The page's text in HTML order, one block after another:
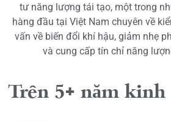
tư năng lượng tái tạo, một trong
hàng đầu tại Việt Nam chuyên về
vấn về biến đổi khí hậu, giảm nhẹ
và cung cấp tín chỉ năng
Trên 5+ năm kinh